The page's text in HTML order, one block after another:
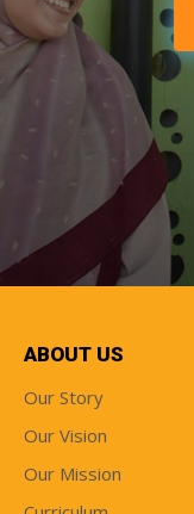
ABOUT US
Our Story
Our Vision
Our Mission